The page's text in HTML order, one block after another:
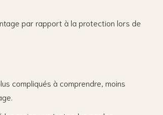
par rapport à la protection lors de
compliqués à comprendre, moins